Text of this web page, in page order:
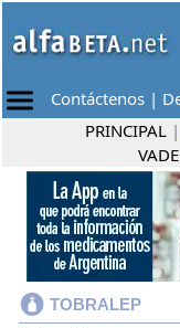
Contáctenos |
PRINCIPAL |
TOBRALEP